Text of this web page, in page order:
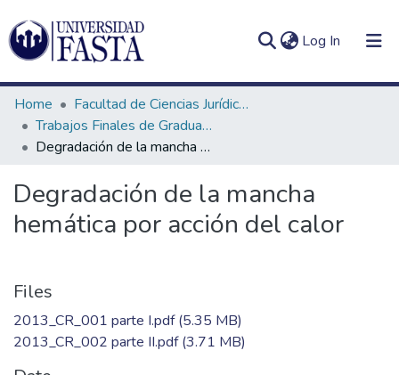
Log In (current)
Communities
&
Collections
In(current)
Home
Facultad de Ciencias Jurídicas y Sociales
Trabajos Finales de Graduación Licenciatura en Criminalística
Degradación de la mancha hemática por acción del calor
Degradación de la mancha
hemática por acción del calor
Files
2013_CR_001 parte I.pdf(5.35 MB)
2013_CR_002 parte II.pdf(3.71 MB)